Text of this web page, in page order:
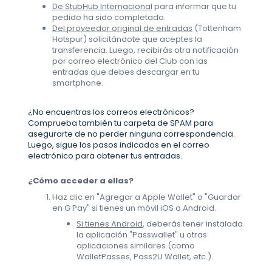
De StubHub Internacional para informar que tu
pedido ha sido completado.
Del proveedor original de entradas (Tottenham
Hotspur) solicitándote que aceptes la
transferencia. Luego, recibirás otra notificación
por correo electrónico del Club con las
entradas que debes descargar en tu
smartphone.
¿No encuentras los correos electrónicos?
Comprueba también tu carpeta de SPAM para
asegurarte de no perder ninguna correspondencia.
Luego, sigue los pasos indicados en el correo
electrónico para obtener tus entradas.
¿Cómo acceder a ellas?
Haz clic en "Agregar a Apple Wallet" o "Guardar
en G Pay" si tienes un móvil iOS o Android.
Si tienes Android, deberás tener instalada
la aplicación "Passwallet" u otras
aplicaciones similares (como
WalletPasses, Pass2U Wallet, etc.).